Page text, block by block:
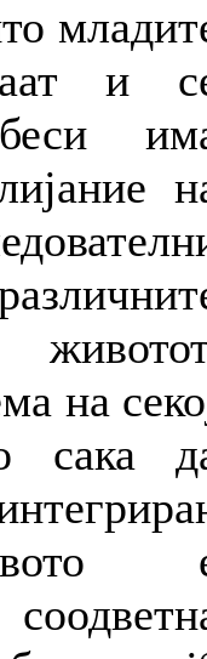
и
на
сака